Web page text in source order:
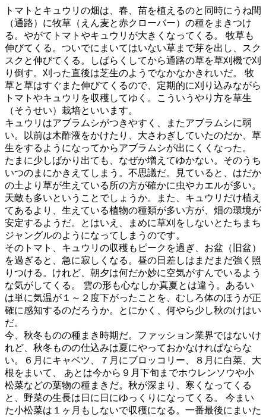
トマトとキュウリの畑は、春、苗を植えるのと同時にうね間
（通路）に牧草（えん麦と赤クローバー）の種をまきつけ
る。やがてトマトやキュウリが大きくなってくる。 牧草も
伸びてくる。ついでにまいてはいない草まで芽を出し、スク
スクと伸びてくる。しばらくしてから通路の草を草刈機で刈
り倒す。刈った直後は芝生のようでなかなかきれいだ。 牧
草と草はすぐまた伸びてくるので、定期的に刈り込みながら
トマトやキュウリを収穫してゆく。こういうやり方を草生
（そうせい）栽培といいます。
キュウリはアブラムシがつきやすく、またアブラムシに弱
い。以前は木酢液をかけたり、大さわぎしていたのだか、草
生をするようになってからアブラムシが出にくくなった。
たまに少しばかり出ても、なぜか増えてゆかない。そのうち
いつのまにかきえてしまう。不思議だ。見ていると、はだか
の土より草が生えている所の方が確かに虫やカエルが多い。
天敵も多いということでしょうか。また、キュウリだけ植え
てあるより、生えている植物の種類が多い方が、畑の環境が
安定するようだ。とはいえ、まめに草刈をしないとたちまち
ジャングルのようになってしまうのです。
そのトマト、キュウリの収穫もピークを過ぎ、お盆（旧盆）
を過ぎると、急に寂しくなる。昼の日差しはまだまだ強く照
りつける。けれど、朝夕は何だか妙に空気がすんでいるよう
な気がしてくる。 雲の形も心なしか真夏とは違う。あるい
は単に気温が１～２度下がったことを、むしろ体のほうが正
確に感知するのだろうか。とにかく、何やら少し秋のけはい
だ。
今、秋冬ものの種まき時期だ。ファッション業界ではないけ
れど、秋冬ものの仕込みは夏にやっておかなければならな
い。６月にキャベツ、７月にブロッコリー、８月に白菜、大
根をまいて、 あとは今から９月下旬までホウレンソウや小
松菜などの葉物の種まきだ。秋が深まり、寒くなってくる
と、野菜の生長は日に日にゆっくりになってくる。 今まい
た小松菜は１ヶ月もしないで収穫になる。一番最後にまいた